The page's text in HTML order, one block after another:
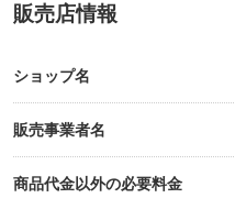
販売店情報
ショップ名
販売事業者名
商品代金以外の必要料金